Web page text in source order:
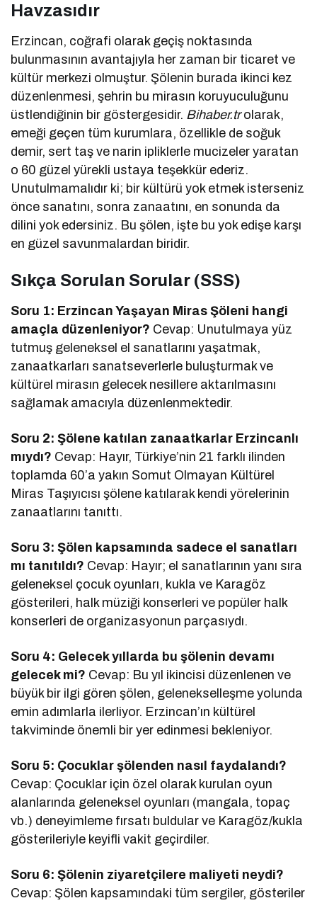
Havzasıdır
Erzincan, coğrafi olarak geçiş noktasında
bulunmasının avantajıyla her zaman bir ticaret ve
kültür merkezi olmuştur. Şölenin burada ikinci kez
düzenlenmesi, şehrin bu mirasın koruyuculuğunu
üstlendiğinin bir göstergesidir. Bihaber.trolarak,
emeği geçen tüm kurumlara, özellikle de soğuk
demir, sert taş ve narin ipliklerle mucizeler yaratan
o 60 güzel yürekli ustaya teşekkür ederiz.
Unutulmamalıdır ki; bir kültürü yok etmek isterseniz
önce sanatını, sonra zanaatını, en sonunda da
dilini yok edersiniz. Bu şölen, işte bu yok edişe karşı
en güzel savunmalardan biridir.
Sıkça Sorulan Sorular (SSS)
Soru 1: Erzincan Yaşayan Miras Şöleni hangi
amaçla düzenleniyor? Cevap: Unutulmaya yüz
tutmuş geleneksel el sanatlarını yaşatmak,
zanaatkarları sanatseverlerle buluşturmak ve
kültürel mirasın gelecek nesillere aktarılmasını
sağlamak amacıyla düzenlenmektedir.
Soru 2: Şölene katılan zanaatkarlar Erzincanlı
mıydı? Cevap: Hayır, Türkiye’nin 21 farklı ilinden
toplamda 60’a yakın Somut Olmayan Kültürel
Miras Taşıyıcısı şölene katılarak kendi yörelerinin
zanaatlarını tanıttı.
Soru 3: Şölen kapsamında sadece el sanatları
mı tanıtıldı? Cevap: Hayır; el sanatlarının yanı sıra
geleneksel çocuk oyunları, kukla ve Karagöz
gösterileri, halk müziği konserleri ve popüler halk
konserleri de organizasyonun parçasıydı.
Soru 4: Gelecek yıllarda bu şölenin devamı
gelecek mi? Cevap: Bu yıl ikincisi düzenlenen ve
büyük bir ilgi gören şölen, gelenekselleşme yolunda
emin adımlarla ilerliyor. Erzincan’ın kültürel
takviminde önemli bir yer edinmesi bekleniyor.
Soru 5: Çocuklar şölenden nasıl faydalandı?
Cevap: Çocuklar için özel olarak kurulan oyun
alanlarında geleneksel oyunları (mangala, topaç
vb.) deneyimleme fırsatı buldular ve Karagöz/kukla
gösterileriyle keyifli vakit geçirdiler.
Soru 6: Şölenin ziyaretçilere maliyeti neydi?
Cevap: Şölen kapsamındaki tüm sergiler, gösteriler